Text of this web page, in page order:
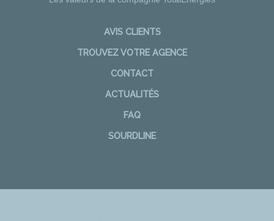
AVIS CLIENTS
TROUVEZ VOTRE AGENCE
CONTACT
ACTUALITÉS
FAQ
SOURDLINE